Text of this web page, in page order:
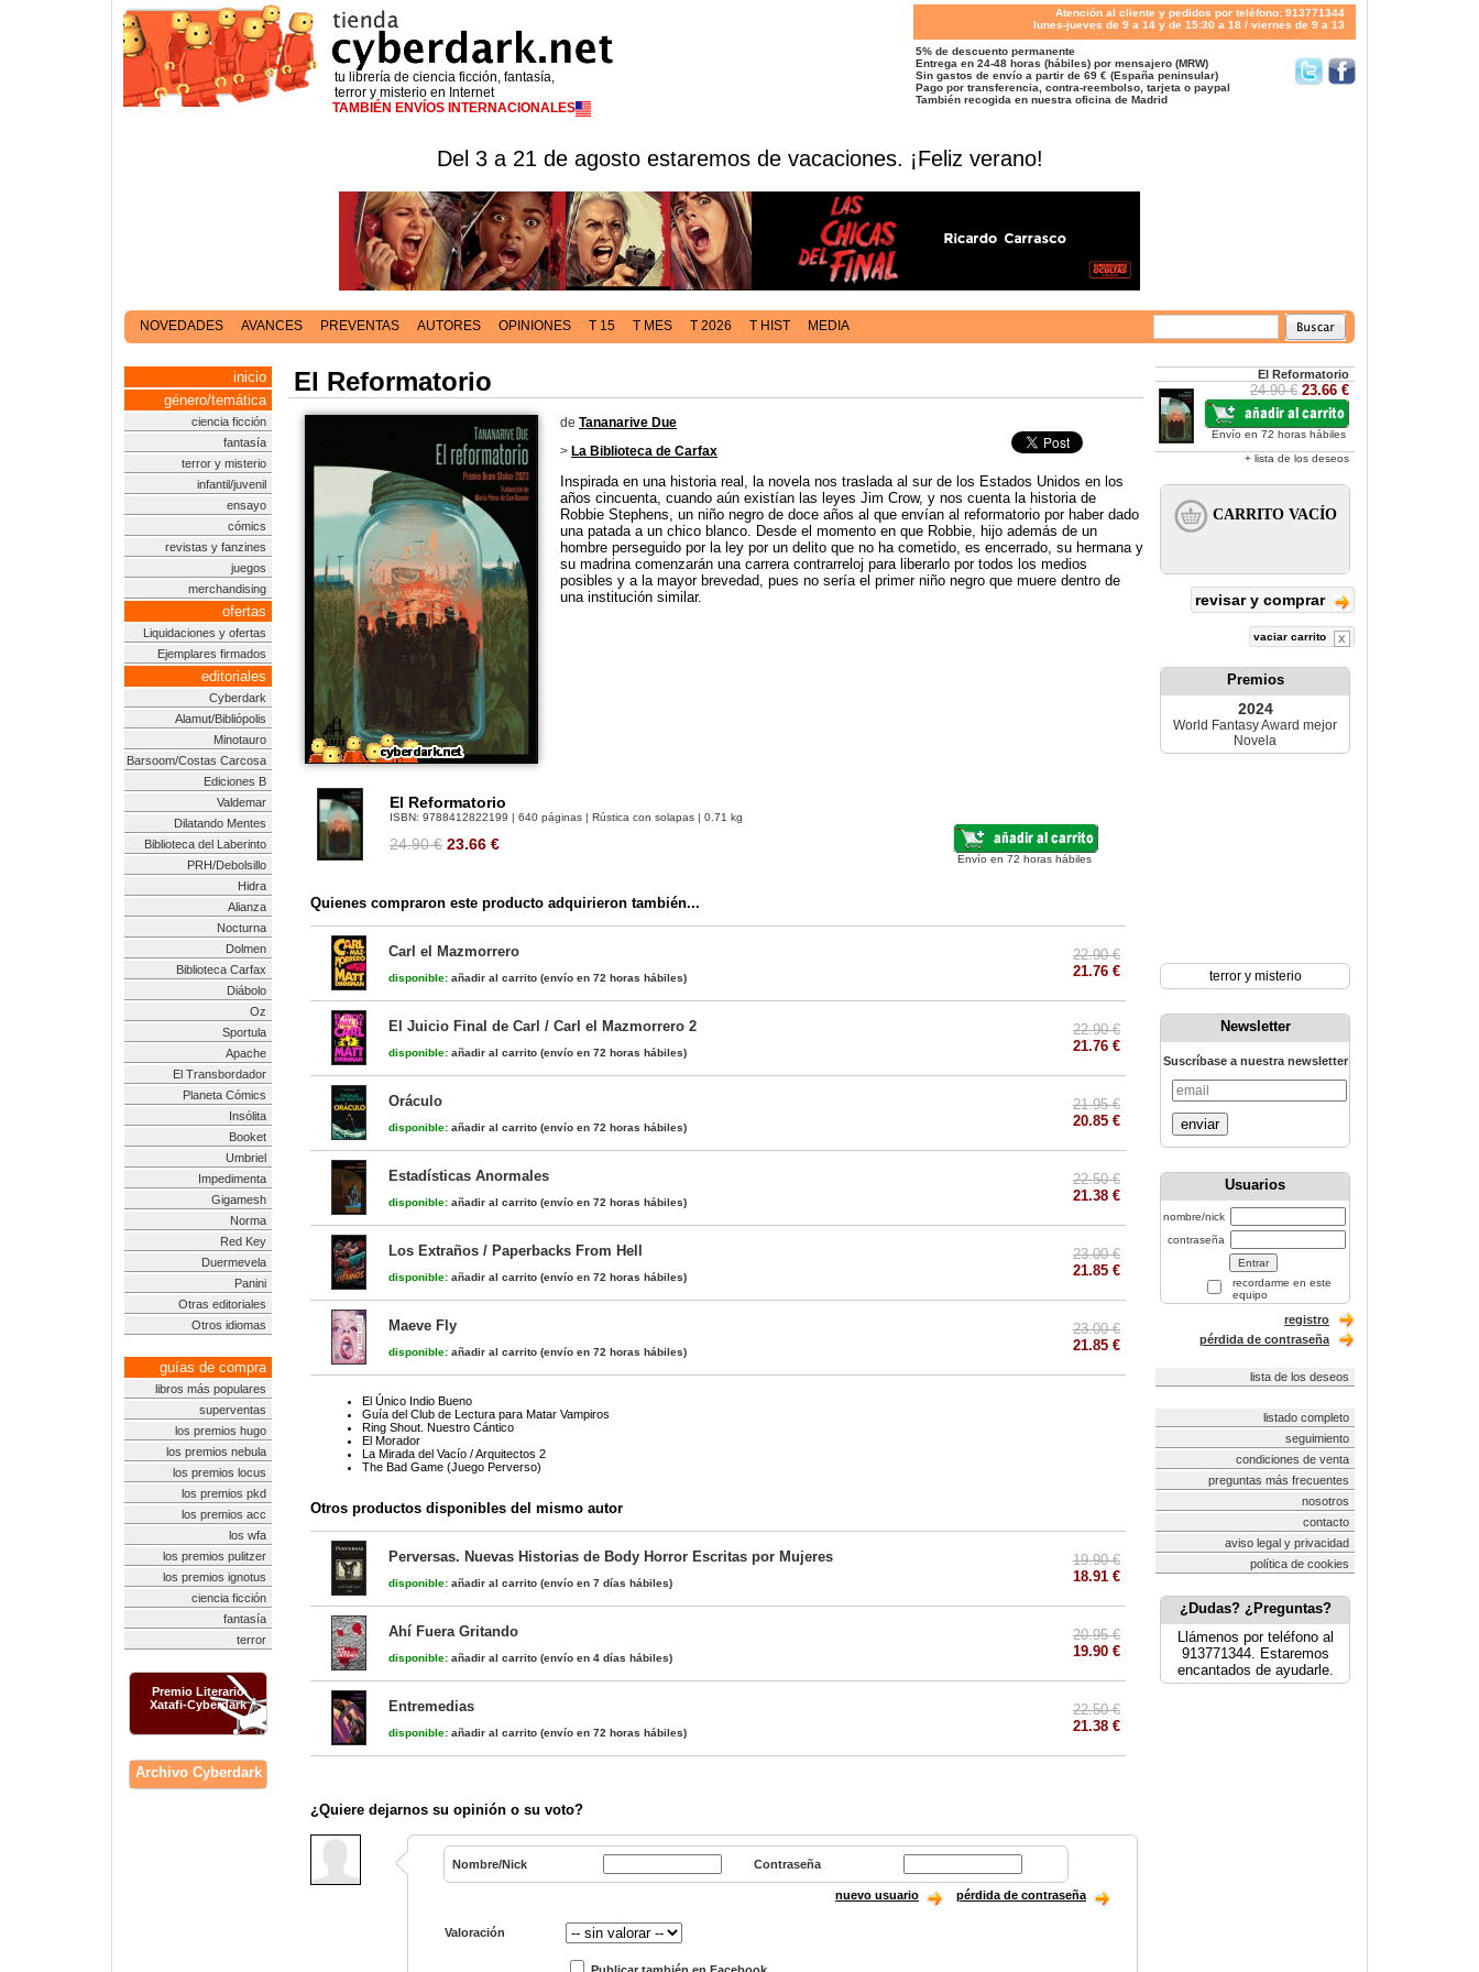
tu librería de ciencia ficción, fantasía,
terror y misterio en Internet
TAMBIÉN ENVÍOS INTERNACIONALES
Atención al cliente y pedidos por teléfono: 913771344
lunes-jueves de 9 a 14 y de 15:30 a 18 / viernes de 9 a 13
5% de descuento permanente
Entrega en 24-48 horas (hábiles) por mensajero (MRW)
Sin gastos de envío a partir de 69 € (España peninsular)
Pago por transferencia, contra-reembolso, tarjeta o paypal
También recogida en nuestra oficina de Madrid
Del 3 a 21 de agosto estaremos de vacaciones. ¡Feliz verano!
NOVEDADES AVANCES PREVENTAS AUTORES OPINIONES T 15 T MES T 2026 T HIST MEDIA
inicio
género/temática
ciencia ficción
fantasía
terror y misterio
infantil/juvenil
ensayo
cómics
revistas y fanzines
juegos
merchandising
ofertas
Liquidaciones y ofertas
Ejemplares firmados
editoriales
Cyberdark
Alamut/Bibliópolis
Minotauro
Barsoom/Costas Carcosa
Ediciones B
Valdemar
Dilatando Mentes
Biblioteca del Laberinto
PRH/Debolsillo
Hidra
Alianza
Nocturna
Dolmen
Biblioteca Carfax
Diábolo
Oz
Sportula
Apache
El Transbordador
Planeta Cómics
Insólita
Booket
Umbriel
Impedimenta
Gigamesh
Norma
Red Key
Duermevela
Panini
Otras editoriales
Otros idiomas
guías de compra
libros más populares
superventas
los premios hugo
los premios nebula
los premios locus
los premios pkd
los premios acc
los wfa
los premios pulitzer
los premios ignotus
ciencia ficción
fantasía
terror
Premio Literario
Xatafi-Cyberdark
Archivo Cyberdark
El Reformatorio
de Tananarive Due
> La Biblioteca de Carfax
Inspirada en una historia real, la novela nos traslada al sur de los Estados Unidos en los
años cincuenta, cuando aún existían las leyes Jim Crow, y nos cuenta la historia de
Robbie Stephens, un niño negro de doce años al que envían al reformatorio por haber dado
una patada a un chico blanco. Desde el momento en que Robbie, hijo además de un
hombre perseguido por la ley por un delito que no ha cometido, es encerrado, su hermana y
su madrina comenzarán una carrera contrarreloj para liberarlo por todos los medios
posibles y a la mayor brevedad, pues no sería el primer niño negro que muere dentro de
una institución similar.
El Reformatorio
ISBN: 9788412822199 | 640 páginas | Rústica con solapas | 0.71 kg
24.90 € 23.66 €
Envío en 72 horas hábiles
Quienes compraron este producto adquirieron también...
Carl el Mazmorrero
disponible: añadir al carrito (envío en 72 horas hábiles)
22.90 €
21.76 €
El Juicio Final de Carl / Carl el Mazmorrero 2
disponible: añadir al carrito (envío en 72 horas hábiles)
22.90 €
21.76 €
Oráculo
disponible: añadir al carrito (envío en 72 horas hábiles)
21.95 €
20.85 €
Estadísticas Anormales
disponible: añadir al carrito (envío en 72 horas hábiles)
22.50 €
21.38 €
Los Extraños / Paperbacks From Hell
disponible: añadir al carrito (envío en 72 horas hábiles)
23.00 €
21.85 €
Maeve Fly
disponible: añadir al carrito (envío en 72 horas hábiles)
23.00 €
21.85 €
El Único Indio Bueno
Guía del Club de Lectura para Matar Vampiros
Ring Shout. Nuestro Cántico
El Morador
La Mirada del Vacío / Arquitectos 2
The Bad Game (Juego Perverso)
Otros productos disponibles del mismo autor
Perversas. Nuevas Historias de Body Horror Escritas por Mujeres
disponible: añadir al carrito (envío en 7 días hábiles)
19.90 €
18.91 €
Ahí Fuera Gritando
disponible: añadir al carrito (envío en 4 días hábiles)
20.95 €
19.90 €
Entremedias
disponible: añadir al carrito (envío en 72 horas hábiles)
22.50 €
21.38 €
¿Quiere dejarnos su opinión o su voto?
Nombre/Nick Contraseña
nuevo usuario pérdida de contraseña
Valoración
El Reformatorio
24.90 € 23.66 €
Envío en 72 horas hábiles
+ lista de los deseos
revisar y comprar
vaciar carrito
Premios
2024
World Fantasy Award mejor
Novela
terror y misterio
Newsletter
Suscríbase a nuestra newsletter
enviar
Usuarios
nombre/nick
contraseña
recordarme en este
equipo
registro
pérdida de contraseña
lista de los deseos
listado completo
seguimiento
condiciones de venta
preguntas más frecuentes
nosotros
contacto
aviso legal y privacidad
política de cookies
¿Dudas? ¿Preguntas?
Llámenos por teléfono al
913771344. Estaremos
encantados de ayudarle.